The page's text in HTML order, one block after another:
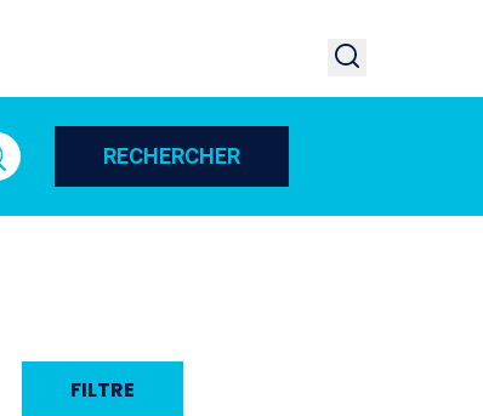
RECHERCHER
FILTRE